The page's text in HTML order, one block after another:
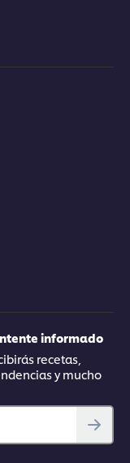
informado
recetas,
y mucho